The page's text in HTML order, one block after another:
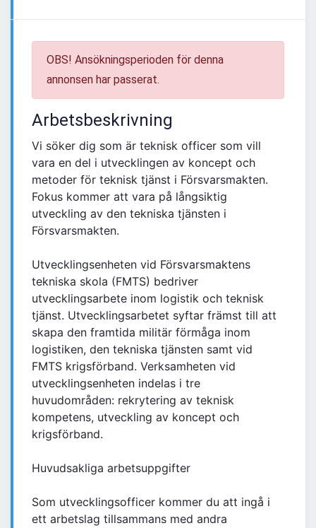
OBS! Ansökningsperioden för denna
annonsen har passerat.
Arbetsbeskrivning
Vi söker dig som är teknisk officer som vill
vara en del i utvecklingen av koncept och
metoder för teknisk tjänst i Försvarsmakten.
Fokus kommer att vara på långsiktig
utveckling av den tekniska tjänsten i
Försvarsmakten.
Utvecklingsenheten vid Försvarsmaktens
tekniska skola (FMTS) bedriver
utvecklingsarbete inom logistik och teknisk
tjänst. Utvecklingsarbetet syftar främst till att
skapa den framtida militär förmåga inom
logistiken, den tekniska tjänsten samt vid
FMTS krigsförband. Verksamheten vid
utvecklingsenheten indelas i tre
huvudområden: rekrytering av teknisk
kompetens, utveckling av koncept och
krigsförband.
Huvudsakliga arbetsuppgifter
Som utvecklingsofficer kommer du att ingå i
ett arbetslag tillsammans med andra